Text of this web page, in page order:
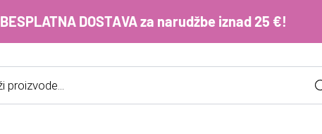
BESPLATNA DOSTAVA za narudžbe iznad 25 €!